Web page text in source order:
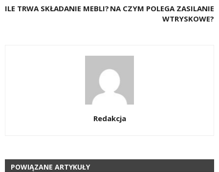
ILE TRWA SKŁADANIE MEBLI? NA CZYM POLEGA ZASILANIE
WTRYSKOWE?
Redakcja
POWIĄZANE ARTYKUŁY